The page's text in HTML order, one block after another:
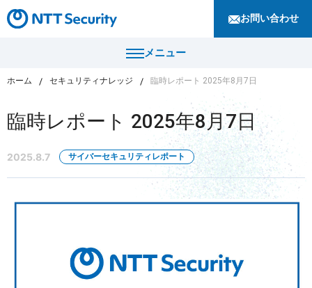
お問い合わせ
メニュー
製品・サービス
カテゴリから探す
セキュリティコンサルティング・教育・相談
セキュリティ管理
セキュリティ防御
セキュリティ監視・検知
ホーム セキュリティナレッジ 臨時レポート 2025年8月7日
臨時レポート 2025年8月7日
2025.8.7 サイバーセキュリティレポート